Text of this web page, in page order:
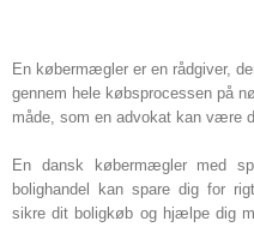
En købermægler er en rådgiver, der
gennem hele købsprocessen på
måde, som en advokat kan være
En dansk købermægler med
bolighandel kan spare dig for
sikre dit boligkøb og hjælpe dig